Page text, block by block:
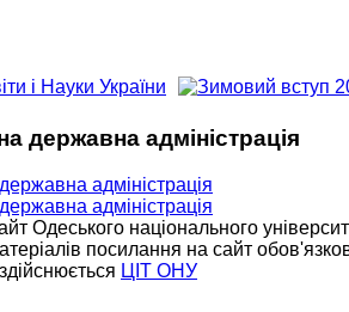
державна адміністрація
Одеського національного
посилання на сайт
ЦІТ ОНУ